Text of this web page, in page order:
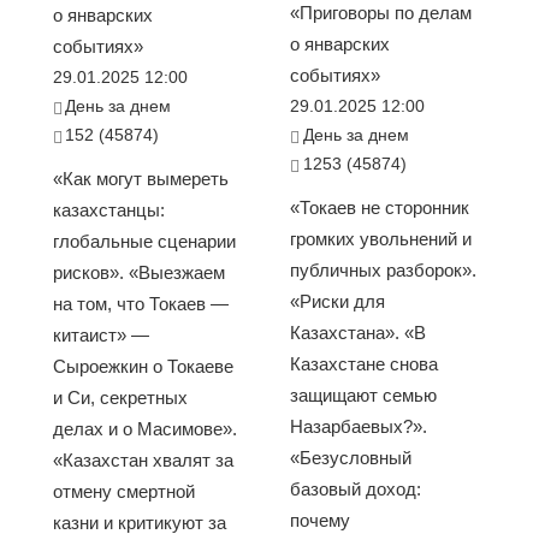
о январских
событиях»
29.01.2025 12:00
День за днем
152 (45874)
«Как могут вымереть
казахстанцы:
глобальные сценарии
рисков». «Выезжаем
на том, что Токаев —
китаист» —
Сыроежкин о Токаеве
и Си, секретных
делах и о Масимове».
«Казахстан хвалят за
отмену смертной
казни и критикуют за
«Приговоры по делам
о январских
событиях»
29.01.2025 12:00
День за днем
1253 (45874)
«Токаев не сторонник
громких увольнений и
публичных разборок».
«Риски для
Казахстана». «В
Казахстане снова
защищают семью
Назарбаевых?».
«Безусловный
базовый доход:
почему